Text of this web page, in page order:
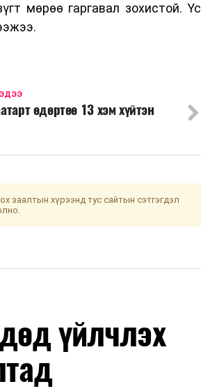
мөрөө гаргавал зохистой. Үс
өдөртөө 13 хэм хүйтэн
заалтын хүрээнд тус сайтын сэтгэгдэл
үйлчлэх